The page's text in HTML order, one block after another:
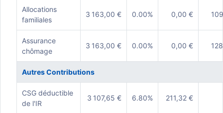
Allocations
familiales
3 163,00 € 0.00% 0,00 €
Assurance
chômage
3 163,00 € 0.00% 0,00 €
Autres Contributions
CSG déductible
de l'IR
3 107,65 € 6.80% 211,32 €